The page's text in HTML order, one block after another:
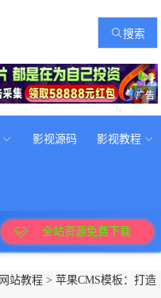
搜索
广告
影视源码 影视教程
全站资源免费下载
网站教程 >苹果CMS模板：打造